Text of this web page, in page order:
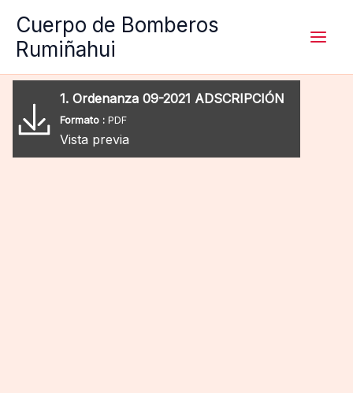
contenido
Cuerpo de Bomberos
Rumiñahui
1. Ordenanza 09-2021 ADSCRIPCIÓN
Formato : PDF
Vista previa